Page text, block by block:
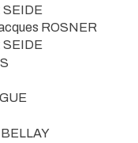
SEIDE
ROSNER
SEIDE